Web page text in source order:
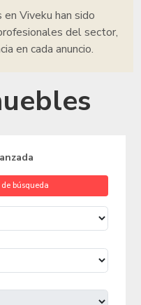
en Viveku han sido
del sector,
en cada anuncio.
búsqueda